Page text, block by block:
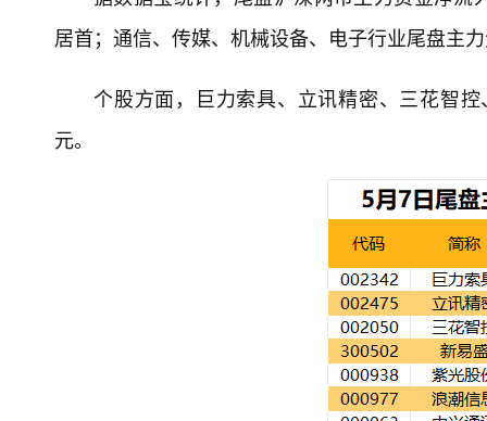
居首；通信、传媒、机械设备、电子行业尾盘主
个股方面，巨力索具、立讯精密、三花智
元。